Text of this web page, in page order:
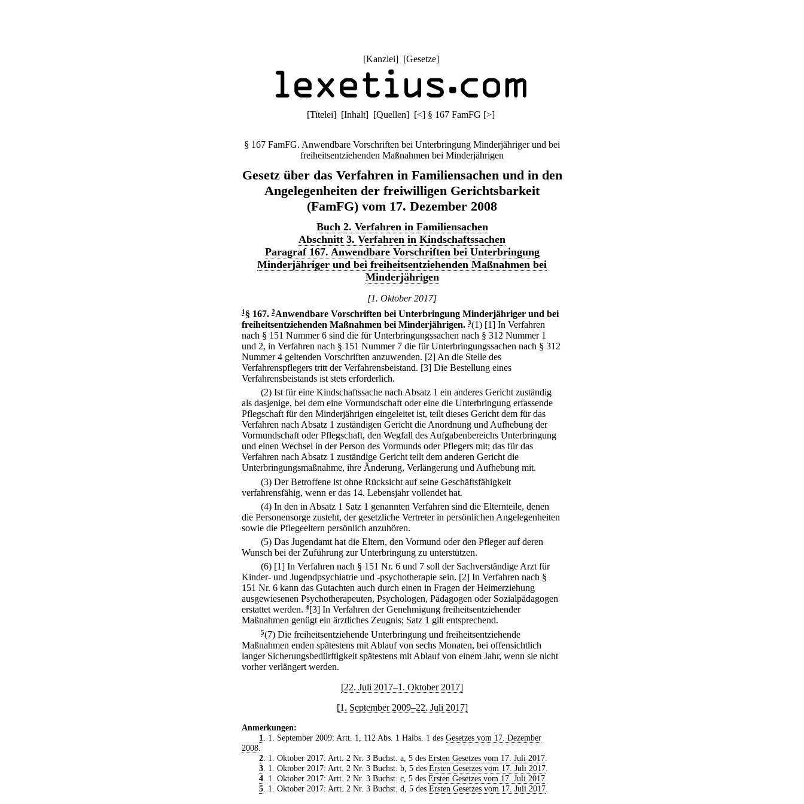
[Kanzlei] [Gesetze]
[Titelei] [Inhalt] [Quellen] [<] § 167 FamFG [>]
§ 167 FamFG. Anwendbare Vorschriften bei Unterbringung Minderjähriger und bei
freiheitsentziehenden Maßnahmen bei Minderjährigen
Gesetz über das Verfahren in Familiensachen und in den
Angelegenheiten der freiwilligen Gerichtsbarkeit
(FamFG) vom 17. Dezember 2008
Buch 2. Verfahren in Familiensachen
Abschnitt 3. Verfahren in Kindschaftssachen
Paragraf 167. Anwendbare Vorschriften bei Unterbringung
Minderjähriger und bei freiheitsentziehenden Maßnahmen bei
Minderjährigen
[1. Oktober 2017]
1 § 167. 2Anwendbare Vorschriften bei Unterbringung Minderjähriger und bei
freiheitsentziehenden Maßnahmen bei Minderjährigen. 3(1) [1] In Verfahren
nach § 151 Nummer 6 sind die für Unterbringungssachen nach § 312 Nummer 1
und 2, in Verfahren nach § 151 Nummer 7 die für Unterbringungssachen nach § 312
Nummer 4 geltenden Vorschriften anzuwenden. [2] An die Stelle des
Verfahrenspflegers tritt der Verfahrensbeistand. [3] Die Bestellung eines
Verfahrensbeistands ist stets erforderlich.
(2) Ist für eine Kindschaftssache nach Absatz 1 ein anderes Gericht zuständig
als dasjenige, bei dem eine Vormundschaft oder eine die Unterbringung erfassende
Pflegschaft für den Minderjährigen eingeleitet ist, teilt dieses Gericht dem für das
Verfahren nach Absatz 1 zuständigen Gericht die Anordnung und Aufhebung der
Vormundschaft oder Pflegschaft, den Wegfall des Aufgabenbereichs Unterbringung
und einen Wechsel in der Person des Vormunds oder Pflegers mit; das für das
Verfahren nach Absatz 1 zuständige Gericht teilt dem anderen Gericht die
Unterbringungsmaßnahme, ihre Änderung, Verlängerung und Aufhebung mit.
(3) Der Betroffene ist ohne Rücksicht auf seine Geschäftsfähigkeit
verfahrensfähig, wenn er das 14. Lebensjahr vollendet hat.
(4) In den in Absatz 1 Satz 1 genannten Verfahren sind die Elternteile, denen
die Personensorge zusteht, der gesetzliche Vertreter in persönlichen Angelegenheiten
sowie die Pflegeeltern persönlich anzuhören.
(5) Das Jugendamt hat die Eltern, den Vormund oder den Pfleger auf deren
Wunsch bei der Zuführung zur Unterbringung zu unterstützen.
(6) [1] In Verfahren nach § 151 Nr. 6 und 7 soll der Sachverständige Arzt für
Kinder- und Jugendpsychiatrie und -psychotherapie sein. [2] In Verfahren nach §
151 Nr. 6 kann das Gutachten auch durch einen in Fragen der Heimerziehung
ausgewiesenen Psychotherapeuten, Psychologen, Pädagogen oder Sozialpädagogen
erstattet werden. 4[3] In Verfahren der Genehmigung freiheitsentziehender
Maßnahmen genügt ein ärztliches Zeugnis; Satz 1 gilt entsprechend.
5(7) Die freiheitsentziehende Unterbringung und freiheitsentziehende
Maßnahmen enden spätestens mit Ablauf von sechs Monaten, bei offensichtlich
langer Sicherungsbedürftigkeit spätestens mit Ablauf von einem Jahr, wenn sie nicht
vorher verlängert werden.
[22. Juli 2017–1. Oktober 2017]
[1. September 2009–22. Juli 2017]
Anmerkungen:
1
. 1. September 2009: Artt. 1, 112 Abs. 1 Halbs. 1 des Gesetzes vom 17. Dezember
2008
2. 1. Oktober 2017: Artt. 2 Nr. 3 Buchst. a, 5 des Ersten Gesetzes vom 17. Juli 2017.
3. 1. Oktober 2017: Artt. 2 Nr. 3 Buchst. b, 5 des Ersten Gesetzes vom 17. Juli 2017.
4. 1. Oktober 2017: Artt. 2 Nr. 3 Buchst. c, 5 des Ersten Gesetzes vom 17. Juli 2017.
5. 1. Oktober 2017: Artt. 2 Nr. 3 Buchst. d, 5 des Ersten Gesetzes vom 17. Juli 2017.